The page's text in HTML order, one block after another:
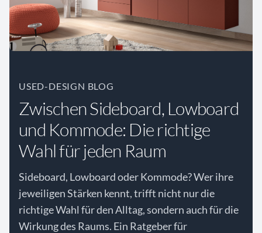
USED-DESIGN BLOG
Zwischen Sideboard, Lowboard
und Kommode: Die richtige
Wahl für jeden Raum
Sideboard, Lowboard oder Kommode? Wer ihre
jeweiligen Stärken kennt, trifft nicht nur die
richtige Wahl für den Alltag, sondern auch für die
Wirkung des Raums. Ein Ratgeber für